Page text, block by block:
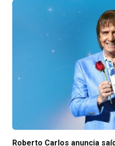
Roberto Carlos anuncia